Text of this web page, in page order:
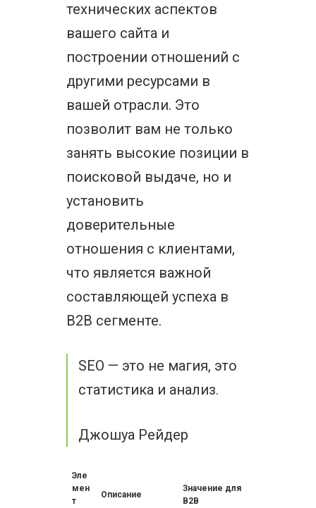
технических аспектов
вашего сайта и
построении отношений с
другими ресурсами в
вашей отрасли. Это
позволит вам не только
занять высокие позиции в
поисковой выдаче, но и
установить
доверительные
отношения с клиентами,
что является важной
составляющей успеха в
B2B сегменте.
SEO — это не магия, это
статистика и анализ.
Джошуа Рейдер
Эле
мен
т
Описание
Значение для
B2B